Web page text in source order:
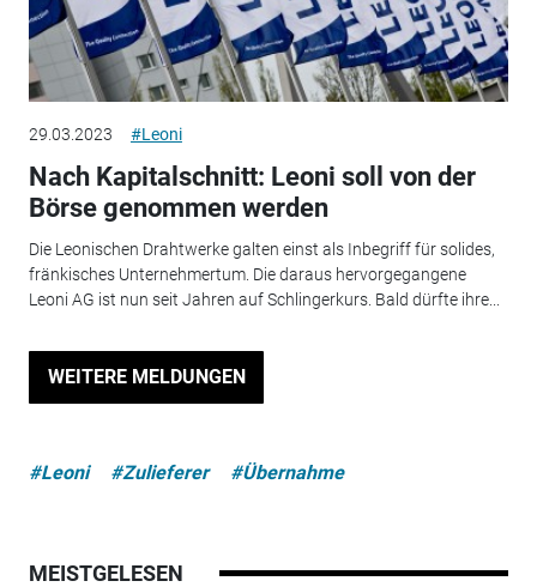
29.03.2023 #Leoni
Nach Kapitalschnitt: Leoni soll von der
Börse genommen werden
Die Leonischen Drahtwerke galten einst als Inbegriff für solides,
fränkisches Unternehmertum. Die daraus hervorgegangene
Leoni AG ist nun seit Jahren auf Schlingerkurs. Bald dürfte ihre...
WEITERE MELDUNGEN
#Leoni #Zulieferer #Übernahme
MEISTGELESEN